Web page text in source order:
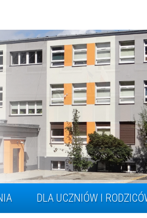
DLA UCZNIÓW I